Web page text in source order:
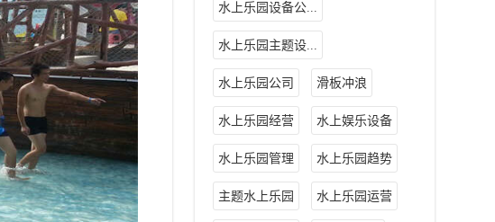
水上乐园设备公...
水上乐园主题设...
水上乐园公司 滑板冲浪
水上乐园经营 水上娱乐设备
水上乐园管理 水上乐园趋势
主题水上乐园 水上乐园运营